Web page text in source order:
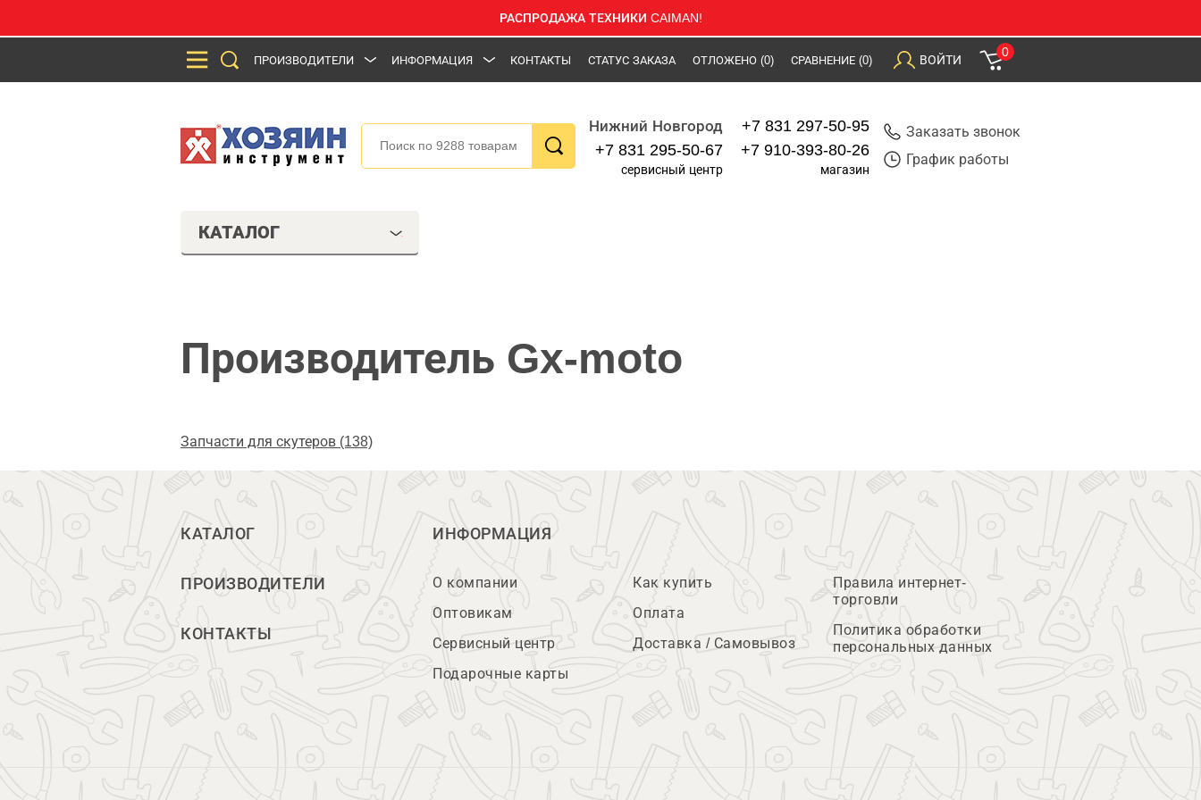
РАСПРОДАЖА ТЕХНИКИ CAIMAN!
ПРОИЗВОДИТЕЛИ ИНФОРМАЦИЯ КОНТАКТЫ СТАТУС ЗАКАЗА ОТЛОЖЕНО (0) СРАВНЕНИЕ (0) ВОЙТИ
0
Нижний Новгород
+7 831 295-50-67
сервисный центр
+7 831 297-50-95
+7 910-393-80-26
магазин
Заказать звонок
График работы
КАТАЛОГ
Производитель Gx-moto
Запчасти для скутеров (138)
КАТАЛОГ
ПРОИЗВОДИТЕЛИ
КОНТАКТЫ
ИНФОРМАЦИЯ
О компании
Оптовикам
Сервисный центр
Подарочные карты
Как купить
Оплата
Доставка / Самовывоз
Правила интернет-
торговли
Политика обработки
персональных данных